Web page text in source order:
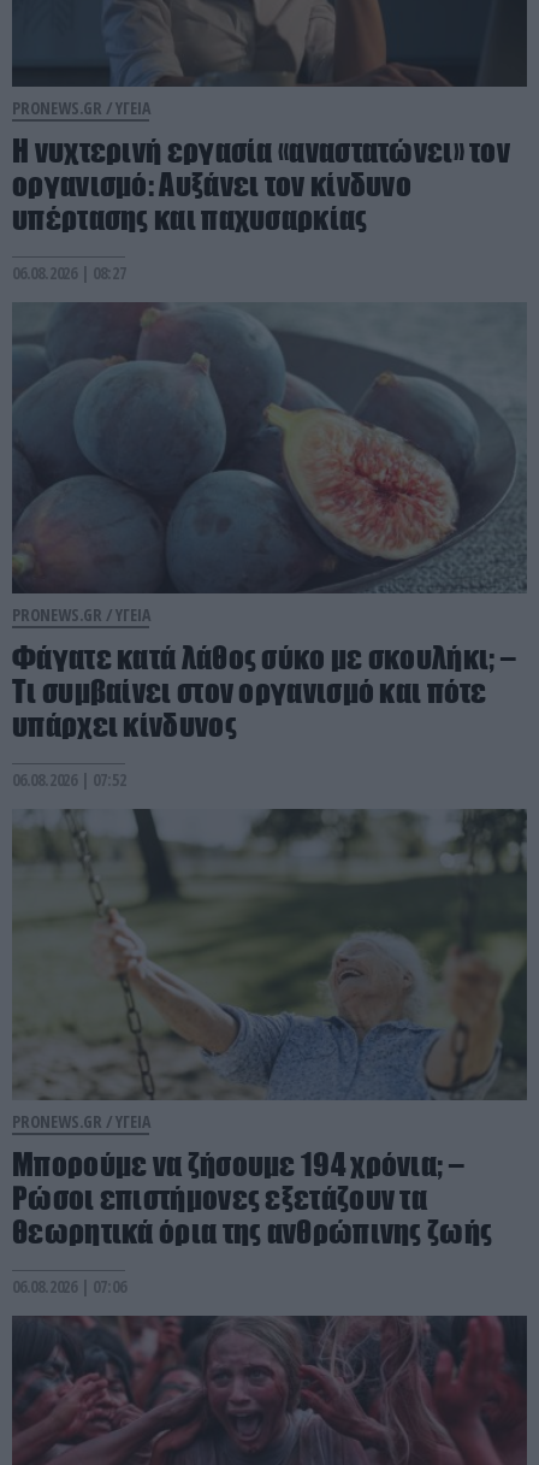
PRONEWS.GR /ΥΓΕΙΑ
Η νυχτερινή εργασία «αναστατώνει» τον
οργανισμό: Αυξάνει τον κίνδυνο
υπέρτασης και παχυσαρκίας
06.08.2026 | 08:27
PRONEWS.GR /ΥΓΕΙΑ
Φάγατε κατά λάθος σύκο με σκουλήκι; –
Τι συμβαίνει στον οργανισμό και πότε
υπάρχει κίνδυνος
06.08.2026 | 07:52
PRONEWS.GR /ΥΓΕΙΑ
Μπορούμε να ζήσουμε 194 χρόνια; –
Ρώσοι επιστήμονες εξετάζουν τα
θεωρητικά όρια της ανθρώπινης ζωής
06.08.2026 | 07:06